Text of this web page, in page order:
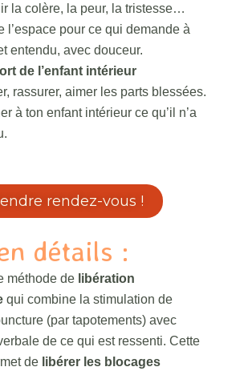
la colère, la peur, la tristesse…
l’espace pour ce qui demande à
entendu, avec douceur.
de l’enfant intérieur
rassurer, aimer les parts blessées.
à ton enfant intérieur ce qu’il n’a
rendez-vous !
détails :
méthode de libération
qui combine la stimulation de
(par tapotements) avec
de ce qui est ressenti. Cette
de libérer les blocages